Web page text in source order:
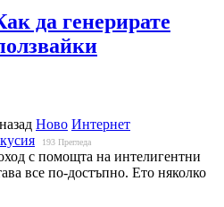
да генерирате
Ново Интернет
193 Прегледа
с помощта на интелигентни
все по-достъпно. Ето няколко